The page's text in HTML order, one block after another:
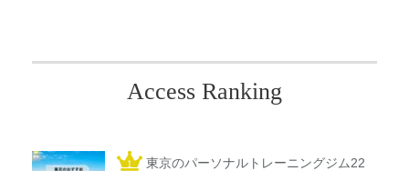
Access Ranking
東京のパーソナルトレーニングジム22